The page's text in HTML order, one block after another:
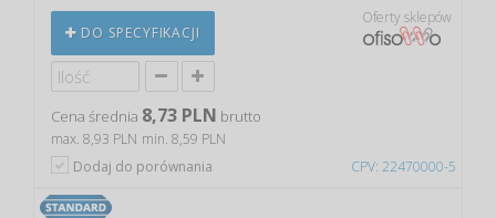
CPV: 22470000-5
DO SPECYFIKACJI
Oferty sklepów
Cena średnia 8,73 PLN brutto
max. 8,93 PLN min. 8,59 PLN
Dodaj do porównania